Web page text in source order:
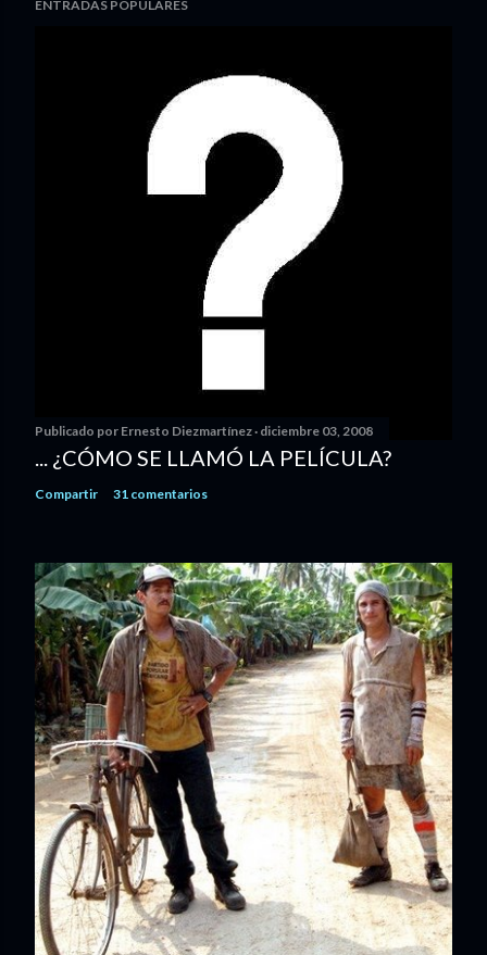
ENTRADAS POPULARES
Publicado por Ernesto Diezmartínez diciembre 03, 2008
... ¿CÓMO SE LLAMÓ LA PELÍCULA?
Compartir 31 comentarios